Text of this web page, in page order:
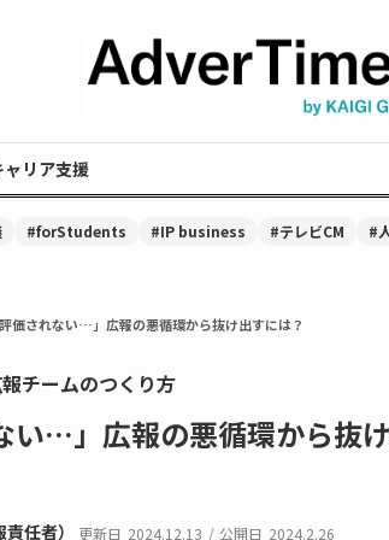
ャリア支援
#forStudents #IP business #テレビCM #
評価されない…」広報の悪循環から抜け出すには？
チームのつくり方
い…」広報の悪循環から抜
任者） 更新日 2024.12.13 / 公開日 2024.2.26